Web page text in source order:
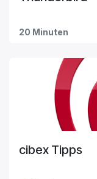
20 Minuten
cibex Tipps